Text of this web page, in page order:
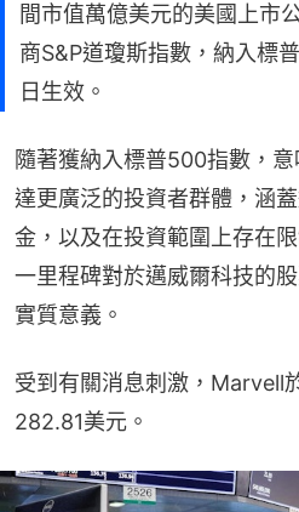
間市值萬億美元的美國上市
商S&P道瓊斯指數，納入標
日生效。
隨著獲納入標普500指數，
達更廣泛的投資者群體，涵
金，以及在投資範圍上存在
一里程碑對於邁威爾科技的
實質意義。
受到有關消息刺激，Marvell
282.81美元。